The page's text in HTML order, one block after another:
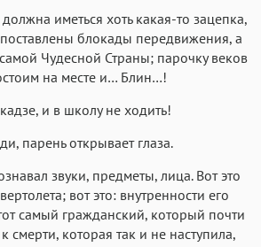
иметься хоть какая-то зацепка,
блокады передвижения, а
Чудесной Страны; парочку веков
на месте и… Блин…!
и в школу не ходить!
парень открывает глаза.
звуки, предметы, лица. Вот это
вот это: внутренности его
самый гражданский, который почти
смерти, которая так и не наступила,